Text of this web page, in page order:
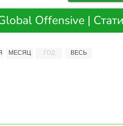
Offensive |
МЕСЯЦ ГОД ВЕСЬ